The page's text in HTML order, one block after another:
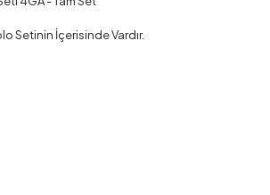
Setinin İçerisinde Vardır.